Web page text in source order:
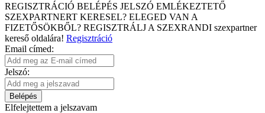
REGISZTRÁCIÓ BELÉPÉS JELSZÓ EMLÉKEZTETŐ
SZEXPARTNERT KERESEL? ELEGED VAN A
FIZETŐSÖKBŐL? REGISZTRÁLJ A SZEXRANDI szexpartner
kereső oldalára! Regisztráció
Email címed:
Jelszó:
Belépés
Elfelejtettem a jelszavam